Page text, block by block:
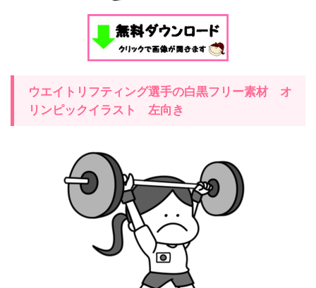
ウエイトリフティング選手の白黒フリー素材 オ
リンピックイラスト 左向き